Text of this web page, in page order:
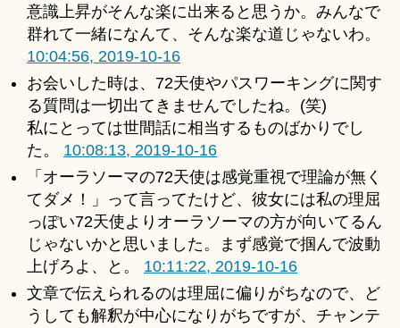
意識上昇がそんな楽に出来ると思うか。みんなで
群れて一緒になんて、そんな楽な道じゃないわ。
10:04:56, 2019-10-16
お会いした時は、72天使やパスワーキングに関す
る質問は一切出てきませんでしたね。(笑)
私にとっては世間話に相当するものばかりでし
た。 10:08:13, 2019-10-16
「オーラソーマの72天使は感覚重視で理論が無く
てダメ！」って言ってたけど、彼女には私の理屈
っぽい72天使よりオーラソーマの方が向いてるん
じゃないかと思いました。まず感覚で掴んで波動
上げろよ、と。 10:11:22, 2019-10-16
文章で伝えられるのは理屈に偏りがちなので、ど
うしても解釈が中心になりがちですが、チャンテ